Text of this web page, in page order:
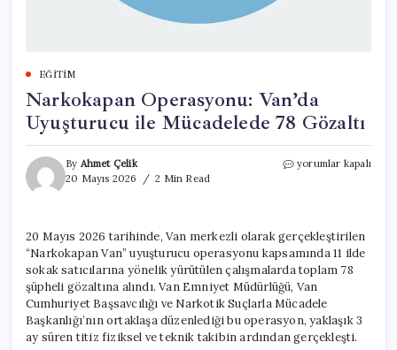
EĞITIM
Narkokapan Operasyonu: Van’da
Uyuşturucu ile Mücadelede 78 Gözaltı
By Ahmet Çelik
20 Mayıs 2026
2 Min Read
Narkokapan
Mücadelede
78
Gözaltı
için
yorumlar kapalı
20 Mayıs 2026 tarihinde, Van merkezli olarak gerçekleştirilen
“Narkokapan Van” uyuşturucu operasyonu kapsamında 11 ilde
sokak satıcılarına yönelik yürütülen çalışmalarda toplam 78
şüpheli gözaltına alındı. Van Emniyet Müdürlüğü, Van
Cumhuriyet Başsavcılığı ve Narkotik Suçlarla Mücadele
Başkanlığı’nın ortaklaşa düzenlediği bu operasyon, yaklaşık 3
ay süren titiz fiziksel ve teknik takibin ardından gerçekleşti.